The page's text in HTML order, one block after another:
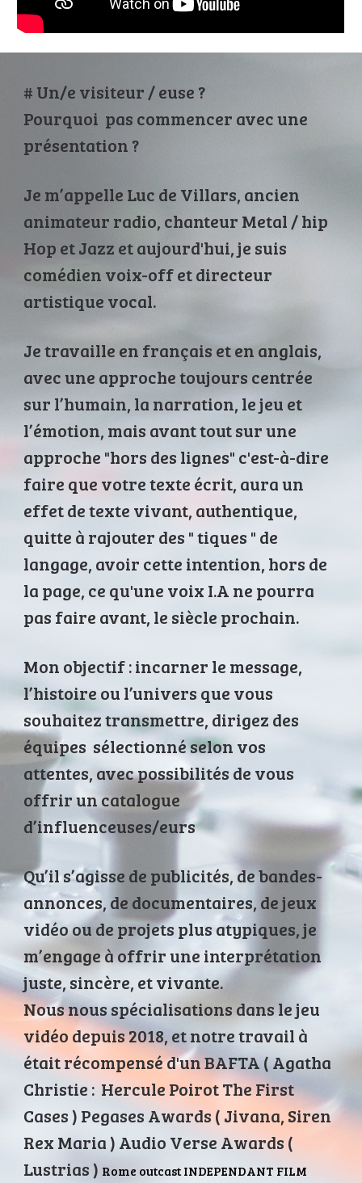
# Un/e visiteur / euse ?
Pourquoi pas commencer avec une
présentation ?
Je m’appelle Luc de Villars, ancien
animateur radio, chanteur Metal / hip
Hop et Jazz et aujourd'hui, je suis
comédien voix-off et directeur
artistique vocal.
Je travaille en français et en anglais,
avec une approche toujours centrée
sur l’humain, la narration, le jeu et
l’émotion, mais avant tout sur une
approche "hors des lignes" c'est-à-dire
faire que votre texte écrit, aura un
effet de texte vivant, authentique,
quitte à rajouter des " tiques " de
langage, avoir cette intention, hors de
la page, ce qu'une voix I.A ne pourra
pas faire avant, le siècle prochain.
Mon objectif : incarner le message,
l’histoire ou l’univers que vous
souhaitez transmettre, dirigez des
équipes sélectionné selon vos
attentes, avec possibilités de vous
offrir un catalogue
d’influenceuses/eurs
Qu’il s’agisse de publicités, de bandes-
annonces, de documentaires, de jeux
vidéo ou de projets plus atypiques, je
m’engage à offrir une interprétation
juste, sincère, et vivante.
Nous nous spécialisations dans le jeu
vidéo depuis 2018, et notre travail à
était récompensé d'un BAFTA ( Agatha
Christie : Hercule Poirot The First
Cases ) Pegases Awards ( Jivana, Siren
Rex Maria ) Audio Verse Awards (
Lustrias ) Rome outcast INDEPENDANT FILM